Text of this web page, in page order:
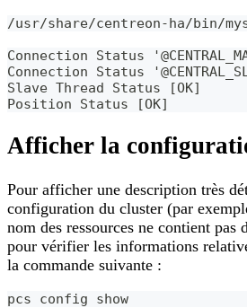
/usr/share/centreon-ha/bin/
Connection Status
Connection Status
Slave Thread Status [OK]
Position Status [OK]
Afficher la
Pour afficher une description très
configuration du cluster (par
nom des ressources ne contient pas
pour vérifier les informations
la commande suivante :
pcs config show